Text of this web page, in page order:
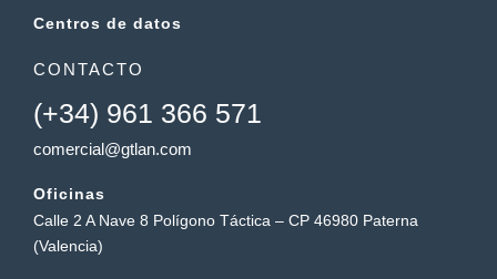
Centros de datos
CONTACTO
(+34) 961 366 571
comercial@gtlan.com
Oficinas
Calle 2 A Nave 8 Polígono Táctica – CP 46980 Paterna
(Valencia)